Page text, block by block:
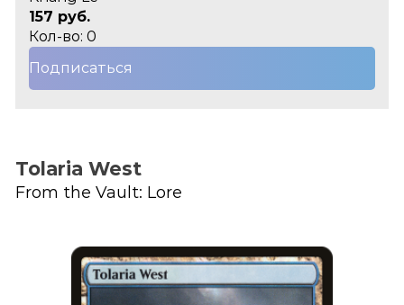
157 руб.
Кол-во: 0
Подписаться
Tolaria West
From the Vault: Lore